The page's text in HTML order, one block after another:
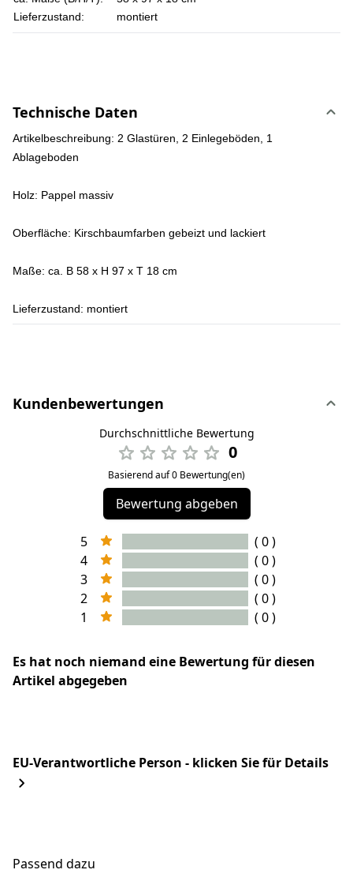
Lieferzustand:
montiert
Technische Daten
Artikelbeschreibung: 2 Glastüren, 2 Einlegeböden, 1
Ablageboden
Holz: Pappel massiv
Oberfläche: Kirschbaumfarben gebeizt und lackiert
Maße: ca. B 58 x H 97 x T 18 cm
Lieferzustand: montiert
Kundenbewertungen
Durchschnittliche Bewertung
0
Basierend auf 0 Bewertung(en)
Bewertung abgeben
5
( 0 )
4
( 0 )
3
( 0 )
2
( 0 )
1
( 0 )
Es hat noch niemand eine Bewertung für diesen
Artikel abgegeben
EU-Verantwortliche Person - klicken Sie für Details
Passend dazu